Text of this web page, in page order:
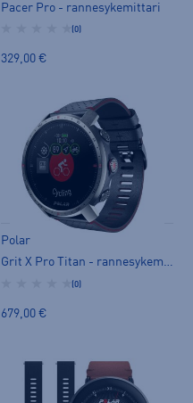
Pacer Pro - rannesykemittari
(0)
329,00 €
Polar
Grit X Pro Titan - rannesykemittari
(0)
679,00 €